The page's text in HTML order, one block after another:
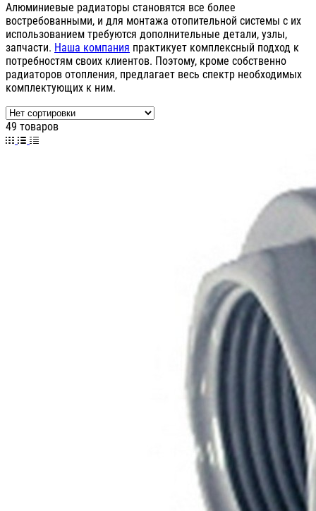
Алюминиевые радиаторы становятся все более
востребованными, и для монтажа отопительной системы с их
использованием требуются дополнительные детали, узлы,
запчасти. Наша компания практикует комплексный подход к
потребностям своих клиентов. Поэтому, кроме собственно
радиаторов отопления, предлагает весь спектр необходимых
комплектующих к ним.
49 товаров